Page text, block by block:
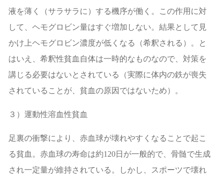
液を薄く（サラサラに）する機序が働く。この作用に対
して、ヘモグロビン量はすぐ増加しない。結果として見
かけ上ヘモグロビン濃度が低くなる（希釈される）。と
はいえ、希釈性貧血自体は一時的なものなので、対策を
講じる必要はないとされている（実際に体内の鉄が喪失
されていることが、貧血の原因ではないため）。
３）運動性溶血性貧血
足裏の衝撃により、赤血球が壊れやすくなることで起こ
る貧血。赤血球の寿命は約120日が一般的で、骨髄で生成
され一定量が維持されている。しかし、スポーツで壊れ